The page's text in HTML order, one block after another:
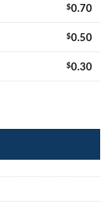
$0.70
$0.50
$0.30